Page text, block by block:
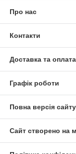
Про нас
Контакти
Доставка та оплата
Графік роботи
Повна версія сайту
Сайт створено на